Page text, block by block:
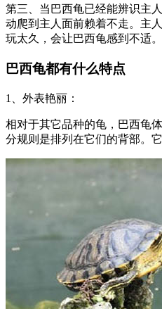
第三、当巴西龟已经能辨识主
动爬到主人面前赖着不走。主
玩太久，会让巴西龟感到不适。
巴西龟都有什么特点
1、外表艳丽：
相对于其它品种的龟，巴西龟
分规则是排列在它们的背部。